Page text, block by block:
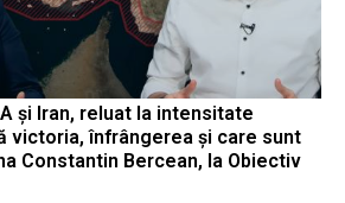
și Iran, reluat la intensitate
victoria, înfrângerea și care sunt
Constantin Bercean, la Obiectiv